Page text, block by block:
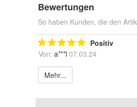
Bewertungen
So haben Kunden, die den
Positiv
Von: a***l 07.03.24
Mehr...